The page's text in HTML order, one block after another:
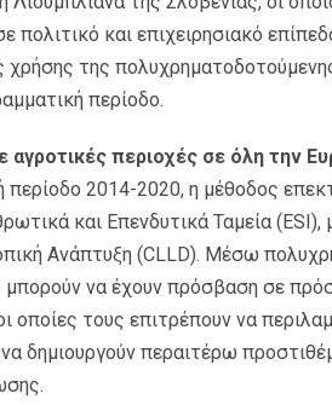
και επιχειρησιακό
χρήσης της
περίοδο.
περιοχές σε όλη την
2014-2020, η μέθοδος
και Επενδυτικά Ταμεία (ESI),
Ανάπτυξη (CLLD). Μέσω
να έχουν πρόσβαση σε
οποίες τους επιτρέπουν να
δημιουργούν περαιτέρω